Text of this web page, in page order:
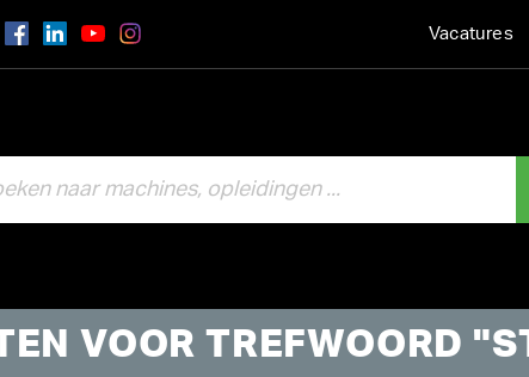
Vacatures
VOOR TREFWOORD